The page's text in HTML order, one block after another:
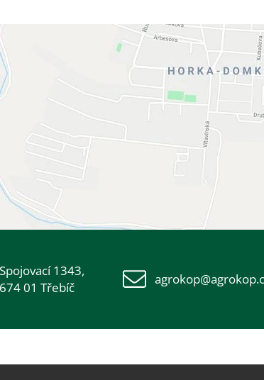
Spojovací 1343,
674 01 Třebíč